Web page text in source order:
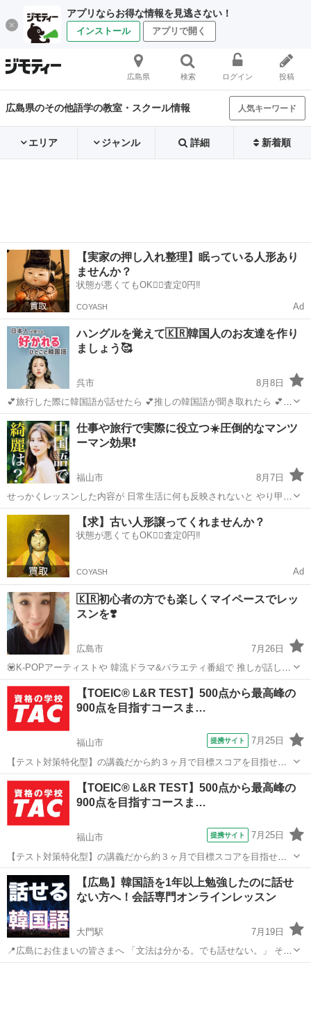
アプリならお得な情報を見逃さない！
インストール アプリで開く
広島県 検索 ログイン 投稿
広島県のその他語学の教室・スクール情報 人気キーワード
エリア ジャンル 詳細 新着順
【実家の押し入れ整理】眠っている人形あり
ませんか？
状態が悪くてもOK🙆‍♀️査定0円‼️
COYASH Ad
ハングルを覚えて🇰🇷韓国人のお友達を作り
ましょう🥰
呉市
8月8日
💕旅行した際に韓国語が話せたら 💕推しの韓国語が聞き取れたら 💕字
幕なしで韓国語が楽しめたら ハードルが高い 目標に感じるかも知れな
いですが 🇯🇵日本語と🇰🇷韓国語は 文法の構成が似ているので ...
広島 呉市 韓国語 レッスン
仕事や旅行で実際に役立つ☀️圧倒的なマンツ
ーマン効果❗️
福山市
8月7日
せっかくレッスンした内容が 日常生活に何も反映されないと やり甲斐
が無いと思いますので 無駄を省いた 効率の良い中国語サポートの ご
案内をさせて頂きます🙇 弊社 中国語スクール モイザ【M...
広島 福山市 中国語 レッスン
【求】古い人形譲ってくれませんか？
状態が悪くてもOK🙆‍♀️査定0円‼️
COYASH Ad
🇰🇷初心者の方でも楽しくマイペースでレッ
スンを❣️
広島市
7月26日
💟K-POPアーティストや 韓流ドラマ&バラエティ番組で 推しが話して
る内容を 少しでも字幕なしで理解したい❗️ 💟ハングルを読めるように
なりたい😊 💟韓国旅行で食事やショッピングなど 現地の人とコミュニ
ケーション取りた...
広島 広島市
【TOEIC® L&R TEST】500点から最高峰の
900点を目指すコースま…
福山市 提携サイト 7月25日
【テスト対策特化型】の講義だから約３ヶ月で目標スコアを目指せま
す。 TOEIC® L&R TESTとは、日常やビジネスの場面での英語コミュ
ニケーション能力を測る指標として開発された世界共通のテストで
す。 英語力を客観的に測...
広島 福山市
【TOEIC® L&R TEST】500点から最高峰の
900点を目指すコースま…
福山市 提携サイト 7月25日
【テスト対策特化型】の講義だから約３ヶ月で目標スコアを目指せま
す。 TOEIC® L&R TESTとは、日常やビジネスの場面での英語コミュ
ニケーション能力を測る指標として開発された世界共通のテストで
す。 英語力を客観的に測...
広島 福山市 その他
【広島】韓国語を1年以上勉強したのに話せ
ない方へ！会話専門オンラインレッスン
大門駅
7月19日
📍広島にお住まいの皆さまへ 「文法は分かる。でも話せない。」 そん
な悩みはありませんか？ 文法だけを勉強しても、韓国語は話せるよう